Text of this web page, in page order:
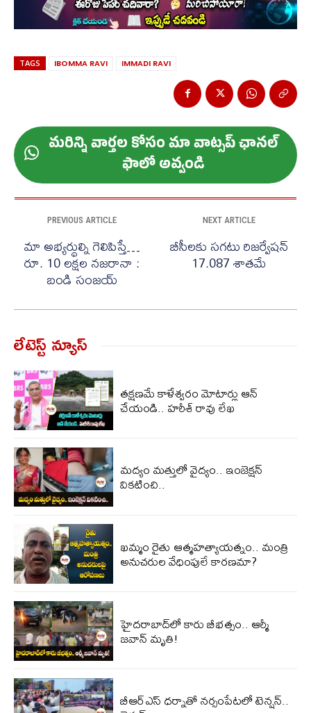
TAGS IBOMMA RAVI IMMADI RAVI
మ‌రిన్ని వార్త‌ల కోసం మా వాట్స‌ప్ ఛాన‌ల్
ఫాలో అవ్వండి
PREVIOUS ARTICLE
మా అభ్యర్థుల్ని గెలిపిస్తే…
రూ. 10 లక్షల నజరానా :
బండి సంజయ్
NEXT ARTICLE
బీసీలకు సగటు రిజర్వేషన్
17.087 శాతమే
లేటెస్ట్ న్యూస్‌
తక్షణమే కాళేశ్వరం మోటార్లు ఆన్
చేయండి.. హరీశ్ రావు లేఖ
మద్యం మత్తులో వైద్యం.. ఇంజెక్షన్
వికటించి..
ఖమ్మం రైతు ఆత్మహత్యాయత్నం.. మంత్రి
అనుచరుల వేధింపులే కారణమా?
హైదరాబాద్‌లో కారు బీభ‌త్సం.. ఆర్మీ
జ‌వాన్ మృతి!
బీఆర్ఎస్ ధర్నాతో నర్సంపేటలో టెన్షన్..